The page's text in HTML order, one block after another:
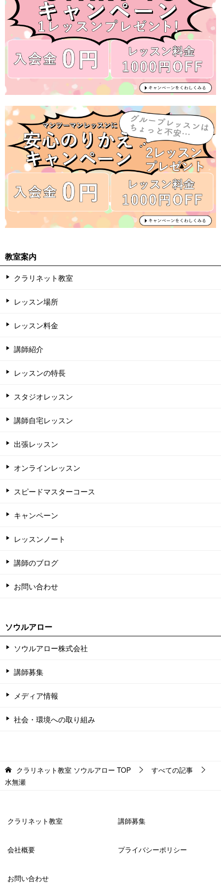
教室案内
クラリネット教室
レッスン場所
レッスン料金
講師紹介
レッスンの特長
スタジオレッスン
講師自宅レッスン
出張レッスン
オンラインレッスン
スピードマスターコース
キャンペーン
レッスンノート
講師のブログ
お問い合わせ
ソウルアロー
ソウルアロー株式会社
講師募集
メディア情報
社会・環境への取り組み
クラリネット教室 ソウルアロー TOP
すべての記事
水無瀬
クラリネット教室 講師募集
会社概要 プライバシーポリシー
お問い合わせ